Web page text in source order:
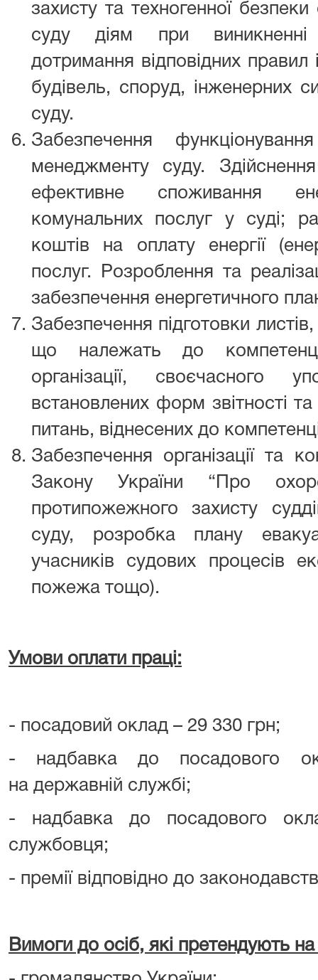
захисту та техногенної
суду діям при виникненні
дотримання відповідних правил
будівель, споруд, інженерних
суду.
Забезпечення
менеджменту суду.
ефективне споживання
комунальних послуг у суді;
коштів на оплату енергії
послуг. Розроблення та
забезпечення енергетичного
Забезпечення підготовки
що належать до
організації, своєчасного
встановлених форм звітності
питань, віднесених до
Забезпечення організації та
Закону України “Про
протипожежного захисту
суду, розробка плану
учасників судових процесів
пожежа тощо).
Умови оплати праці:
- посадовий оклад – 29 330 грн;
- надбавка до посадового
на державній службі;
- надбавка до посадового
службовця;
- премії відповідно до
Вимоги до осіб, які претендують